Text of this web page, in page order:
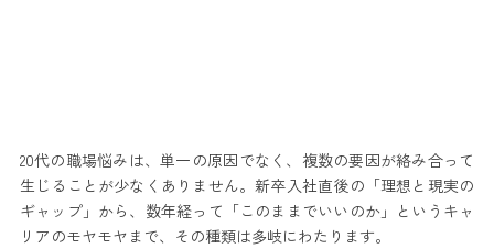
20代の職場悩みは、単一の原因でなく、複数の要因が絡み合って
生じることが少なくありません。新卒入社直後の「理想と現実の
ギャップ」から、数年経って「このままでいいのか」というキャ
リアのモヤモヤまで、その種類は多岐にわたります。